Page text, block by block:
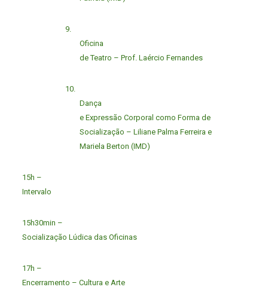
9.
Oficina
de Teatro – Prof. Laércio Fernandes
10.
Dança
e Expressão Corporal como Forma de
Socialização – Liliane Palma Ferreira e
Mariela Berton (IMD)
15h –
Intervalo
15h30min –
Socialização Lúdica das Oficinas
17h –
Encerramento – Cultura e Arte